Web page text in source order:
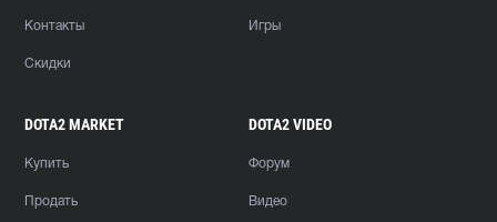
Контакты
Скидки
Игры
DOTA2 MARKET
Купить
Продать
DOTA2 VIDEO
Форум
Видео